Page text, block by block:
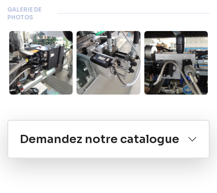
GALERIE DE
PHOTOS
Demandez notre catalogue